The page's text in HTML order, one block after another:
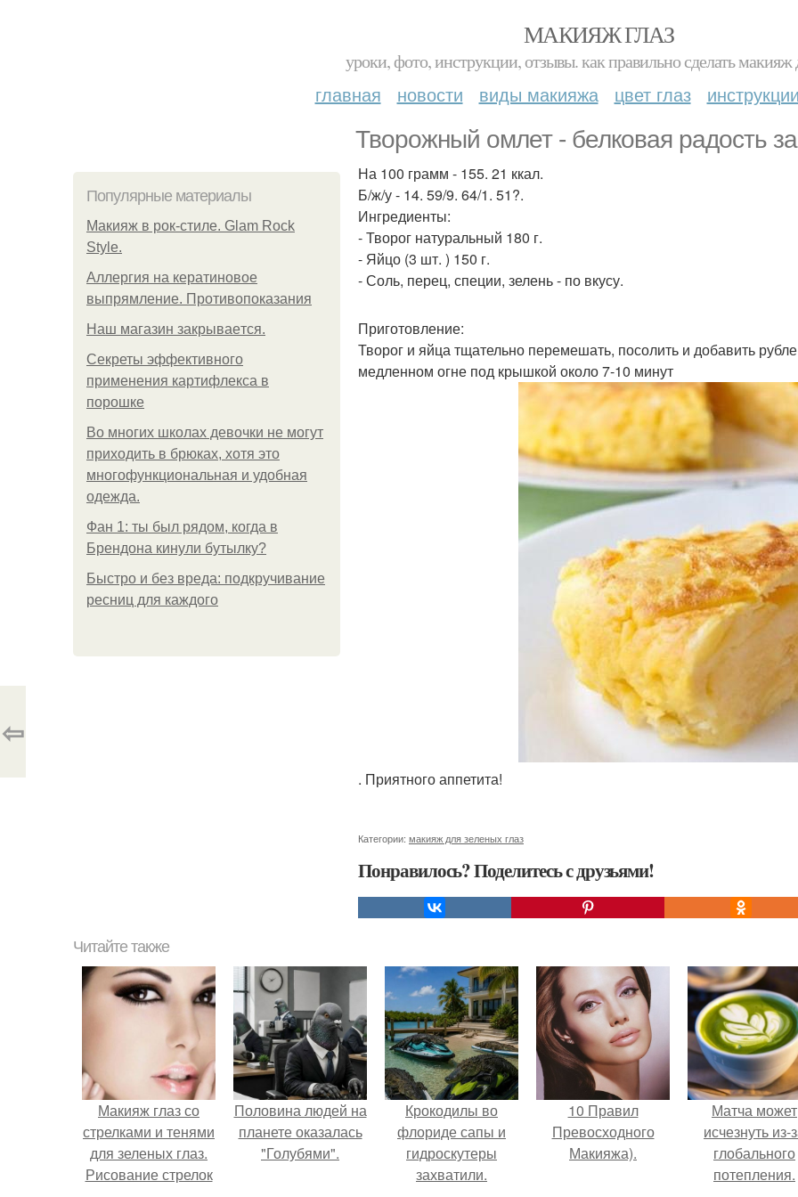
МАКИЯЖ ГЛАЗ
уроки, фото, инструкции, отзывы. как правильно сделать макияж
главная новости виды макияжа цвет глаз
Творожный омлет - белковая радость
Популярные материалы
Макияж в рок-стиле. Glam Rock
Style.
Аллергия на кератиновое
выпрямление. Противопоказания
Нaш магaзин зaкрывaeтся.
Секреты эффективного
применения картифлекса в
порошке
Во многих школах девочки не могут
приходить в брюках, хотя это
многофункциональная и удобная
одежда.
Фан 1: ты был рядом, когда в
Брендона кинули бутылку?
Быстро и без вреда: подкручивание
ресниц для каждого
На 100 грамм - 155. 21 ккал.
Б/ж/у - 14. 59/9. 64/1. 51?.
Ингредиенты:
- Творог натуральный 180 г.
- Яйцо (3 шт. ) 150 г.
- Соль, перец, специи, зелень - по вкусу.
Приготовление:
Творог и яйца тщательно перемешать, посолить и добавить
медленном огне под крышкой около 7-10 минут
. Приятного аппетита!
Категории: макияж для зеленых глаз
Понравилось? Поделитесь с друзьями!
⇦
Читайте также
Макияж глаз со
стрелками и тенями
для зеленых глаз.
Рисование стрелок
Половина людей на
планете оказалась
"Голубями".
Крокодилы во
флориде сапы и
гидроскутеры
захватили.
10 Правил
Превосходного
Макияжа).
Матча может
исчезнуть из-
глобального
потепления.